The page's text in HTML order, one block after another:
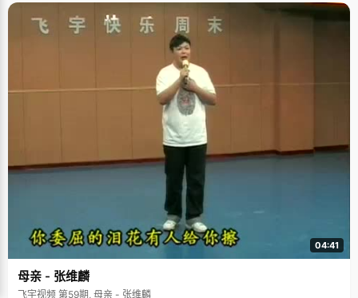
04:41
母亲 - 张维麟
飞宇视频 第59期, 母亲 - 张维麟